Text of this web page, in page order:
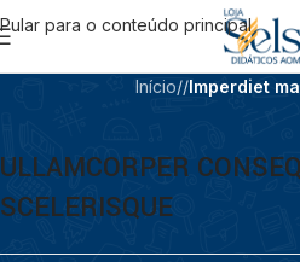
Pular para o conteúdo principal
Início//Imperdiet
ULLAMCORPER
SCELERISQUE